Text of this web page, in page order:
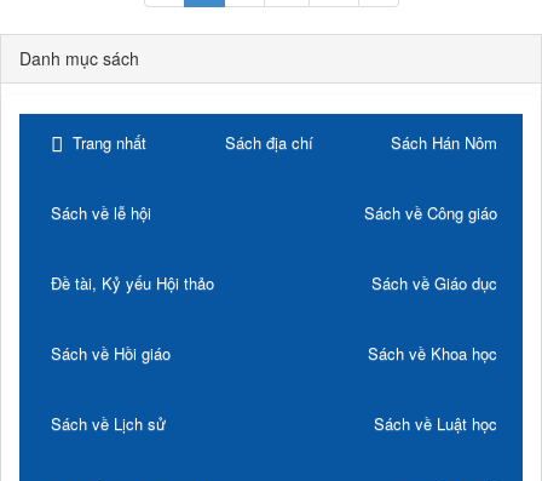
Danh mục sách
Trang nhất Sách địa chí Sách Hán Nôm
Sách về lễ hội Sách về Công giáo
Đề tài, Kỷ yếu Hội thảo Sách về Giáo dục
Sách về Hồi giáo Sách về Khoa học
Sách về Lịch sử Sách về Luật học